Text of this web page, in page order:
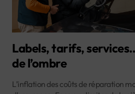
Labels, tarifs,
de l’ombre
L’inflation des coûts de réparation